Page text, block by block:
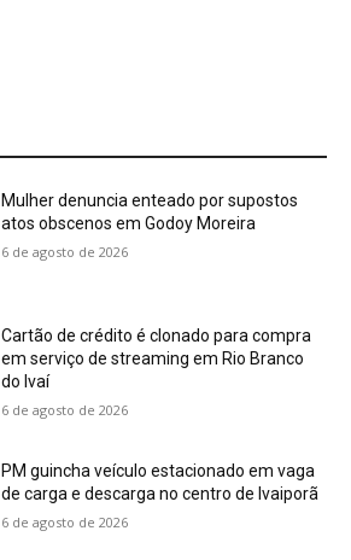
Mulher denuncia enteado por supostos
atos obscenos em Godoy Moreira
6 de agosto de 2026
Cartão de crédito é clonado para compra
em serviço de streaming em Rio Branco
do Ivaí
6 de agosto de 2026
PM guincha veículo estacionado em vaga
de carga e descarga no centro de Ivaiporã
6 de agosto de 2026